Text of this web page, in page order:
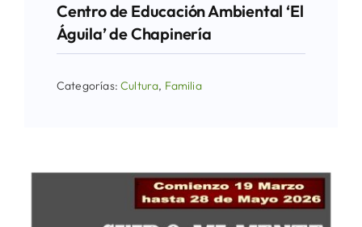
Centro de Educación Ambiental ‘El
Águila’ de Chapinería
Categorías:Cultura, Familia